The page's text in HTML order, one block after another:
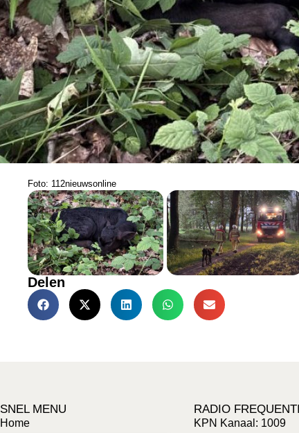
Foto: 112nieuwsonline
Delen
SNEL MENU
Home
RADIO
KPN Kanaal: 1009